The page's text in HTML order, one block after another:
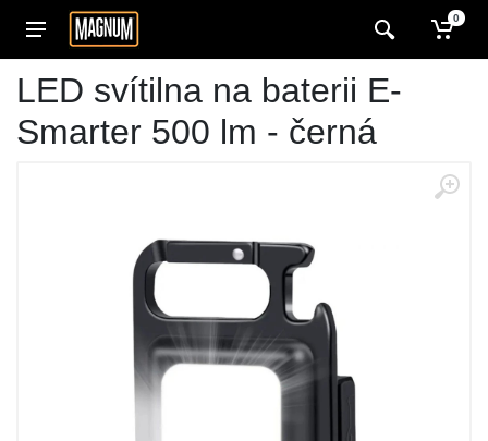
0
LED svítilna na baterii E-
Smarter 500 lm - černá